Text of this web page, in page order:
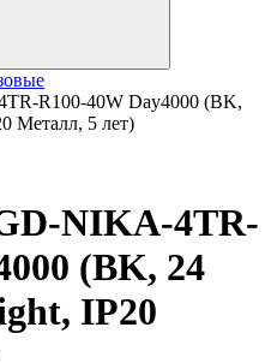
R100-40W Day4000 (BK,
Металл, 5 лет)
NIKA-4TR-
(BK, 24
IP20